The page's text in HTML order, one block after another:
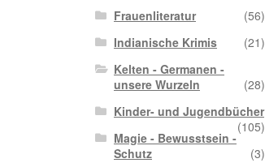
Frauenliteratur
(56)
Indianische Krimis
(21)
Kelten - Germanen -
unsere Wurzeln
(28)
Kinder- und Jugendbücher
(105)
Magie - Bewusstsein -
Schutz
(3)